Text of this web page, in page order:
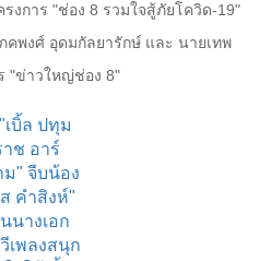
งการ "ช่อง 8 รวมใจสู้ภัยโควิด-19"
พงศ์ อุดมกัลยารักษ์ และ นายเทพ
"ข่าวใหญ่ช่อง 8"